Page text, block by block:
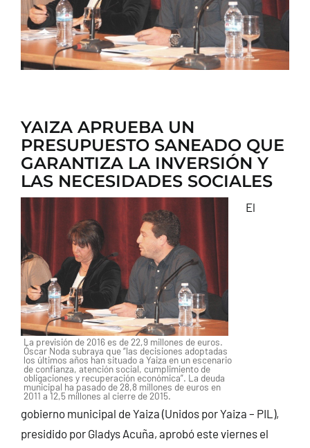
YAIZA APRUEBA UN
PRESUPUESTO SANEADO QUE
GARANTIZA LA INVERSIÓN Y
LAS NECESIDADES SOCIALES
La previsión de 2016 es de 22,9 millones de euros.
Óscar Noda subraya que “las decisiones adoptadas
los últimos años han situado a Yaiza en un escenario
de confianza, atención social, cumplimiento de
obligaciones y recuperación económica”. La deuda
municipal ha pasado de 28,8 millones de euros en
2011 a 12,5 millones al cierre de 2015.
El
gobierno municipal de Yaiza (Unidos por Yaiza – PIL),
presidido por Gladys Acuña, aprobó este viernes el